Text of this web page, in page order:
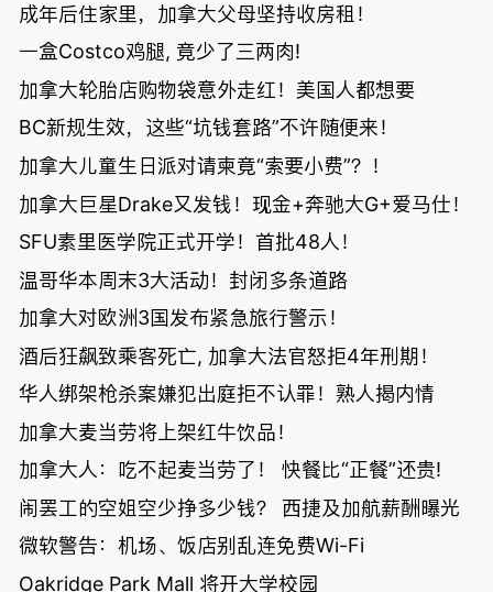
成年后住家里，加拿大父母坚持收房租！
一盒Costco鸡腿, 竟少了三两肉!
加拿大轮胎店购物袋意外走红！美国人都想要
BC新规生效，这些“坑钱套路”不许随便来！
加拿大儿童生日派对请柬竟“索要小费”？！
加拿大巨星Drake又发钱！现金+奔驰大G+爱马仕！
SFU素里医学院正式开学！首批48人！
温哥华本周末3大活动！封闭多条道路
加拿大对欧洲3国发布紧急旅行警示！
酒后狂飙致乘客死亡, 加拿大法官怒拒4年刑期！
华人绑架枪杀案嫌犯出庭拒不认罪！熟人揭内情
加拿大麦当劳将上架红牛饮品！
加拿大人：吃不起麦当劳了！ 快餐比“正餐”还贵!
闹罢工的空姐空少挣多少钱？ 西捷及加航薪酬曝光
微软警告：机场、饭店别乱连免费Wi-Fi
Oakridge Park Mall 将开大学校园